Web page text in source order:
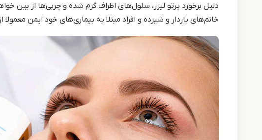
دلیل برخورد پرتو لیزر، سلول‌های اطراف گرم شده و چربی‌ها از بین
خانم‌های باردار و شیرده و افراد مبتلا به بیماری‌های خود ایمن